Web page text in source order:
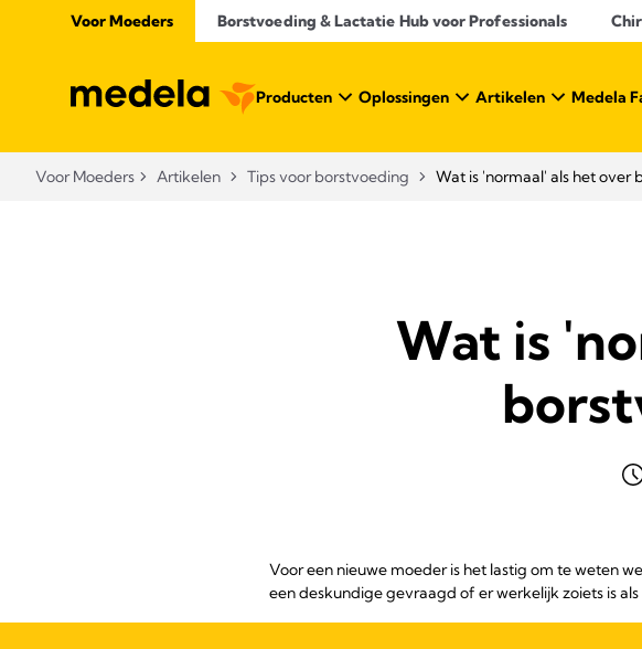
Voor Moeders Borstvoeding & Lactatie Hub voor Professionals​
Producten Oplossingen Artikelen Medela
Voor Moeders Artikelen Tips voor borstvoeding Wat is 'normaal' als het over
Wat is
Voor een nieuwe moeder is het lastig om te weten
een deskundige gevraagd of er werkelijk zoiets is